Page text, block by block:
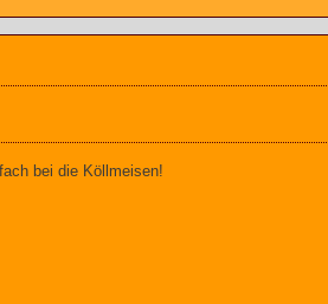
bei die Köllmeisen!